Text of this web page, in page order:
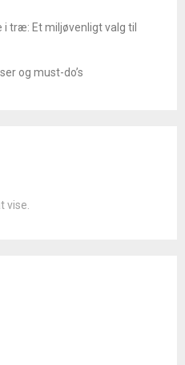
træ: Et miljøvenligt valg til
og must-do’s
vise.